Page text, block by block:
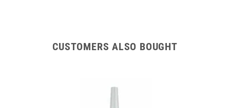
CUSTOMERS ALSO BOUGHT